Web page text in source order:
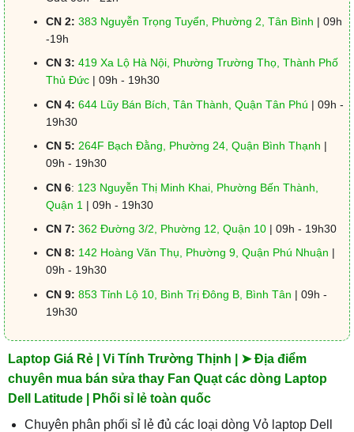
CN 2: 383 Nguyễn Trọng Tuyển, Phường 2, Tân Bình | 09h
-19h
CN 3: 419 Xa Lộ Hà Nội, Phường Trường Thọ, Thành Phố
Thủ Đức| 09h - 19h30
CN 4: 644 Lũy Bán Bích, Tân Thành, Quận Tân Phú | 09h -
19h30
CN 5: 264F Bạch Đằng, Phường 24, Quận Bình Thạnh |
09h - 19h30
CN 6: 123 Nguyễn Thị Minh Khai, Phường Bến Thành,
Quận 1 | 09h - 19h30
CN 7: 362 Đường 3/2, Phường 12, Quận 10| 09h - 19h30
CN 8: 142 Hoàng Văn Thụ, Phường 9, Quận Phú Nhuận |
09h - 19h30
CN 9: 853 Tỉnh Lộ 10, Bình Trị Đông B, Bình Tân | 09h -
19h30
Laptop Giá Rẻ | Vi Tính Trường Thịnh | ➤ Địa điểm
chuyên mua bán sửa thay Fan Quạt các dòng Laptop
Dell Latitude | Phối sỉ lẻ toàn quốc
Chuyên phân phối sỉ lẻ đủ các loại dòng Vỏ laptop Dell